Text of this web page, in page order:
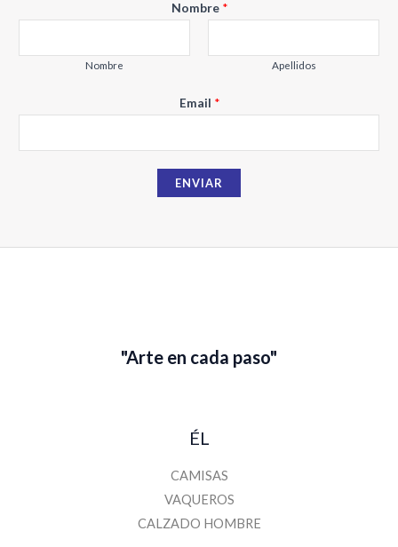
Nombre *
Nombre Apellidos
m
l
Email *
ENVIAR
"Arte en cada paso"
ÉL
CAMISAS
VAQUEROS
CALZADO HOMBRE